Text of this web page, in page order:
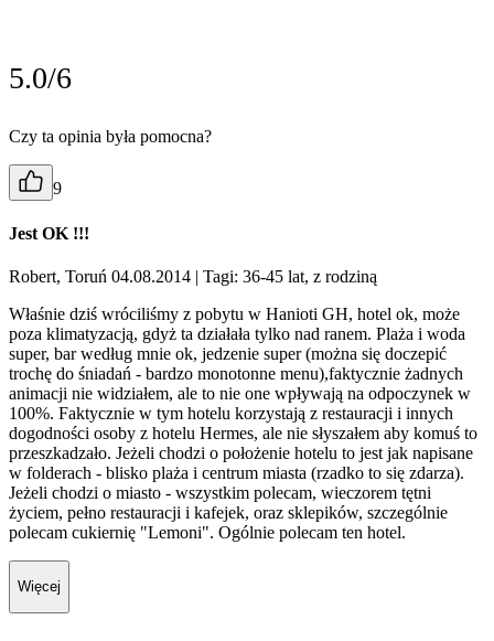
5.0/6
Czy ta opinia była pomocna?
9
Jest OK !!!
Robert, Toruń 04.08.2014 | Tagi: 36-45 lat, z rodziną
Właśnie dziś wróciliśmy z pobytu w Hanioti GH, hotel ok, może
poza klimatyzacją, gdyż ta działała tylko nad ranem. Plaża i woda
super, bar według mnie ok, jedzenie super (można się doczepić
trochę do śniadań - bardzo monotonne menu),faktycznie żadnych
animacji nie widziałem, ale to nie one wpływają na odpoczynek w
100%. Faktycznie w tym hotelu korzystają z restauracji i innych
dogodności osoby z hotelu Hermes, ale nie słyszałem aby komuś to
przeszkadzało. Jeżeli chodzi o położenie hotelu to jest jak napisane
w folderach - blisko plaża i centrum miasta (rzadko to się zdarza).
Jeżeli chodzi o miasto - wszystkim polecam, wieczorem tętni
życiem, pełno restauracji i kafejek, oraz sklepików, szczególnie
polecam cukiernię "Lemoni". Ogólnie polecam ten hotel.
Więcej